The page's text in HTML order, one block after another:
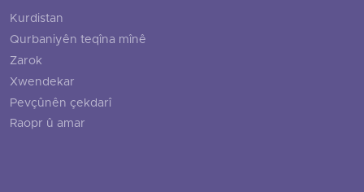
Kurdistan
Qurbaniyên teqîna mînê
Zarok
Xwendekar
Pevçûnên çekdarî
Raopr û amar